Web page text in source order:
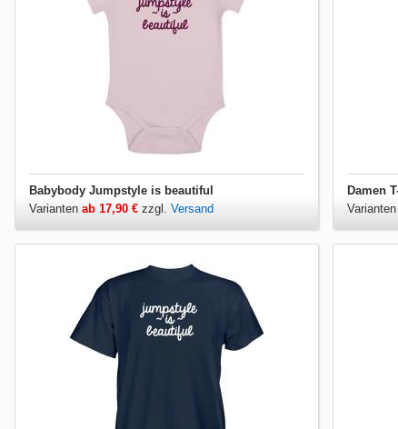
Babybody Jumpstyle is beautiful
Varianten ab 17,90 € zzgl. Versand
Varianten